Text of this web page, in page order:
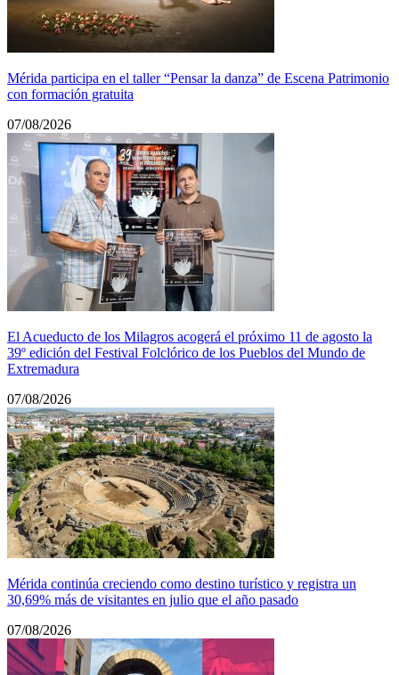
Mérida participa en el taller “Pensar la danza” de Escena Patrimonio
con formación gratuita
07/08/2026
El Acueducto de los Milagros acogerá el próximo 11 de agosto la
39º edición del Festival Folclórico de los Pueblos del Mundo de
Extremadura
07/08/2026
Mérida continúa creciendo como destino turístico y registra un
30,69% más de visitantes en julio que el año pasado
07/08/2026